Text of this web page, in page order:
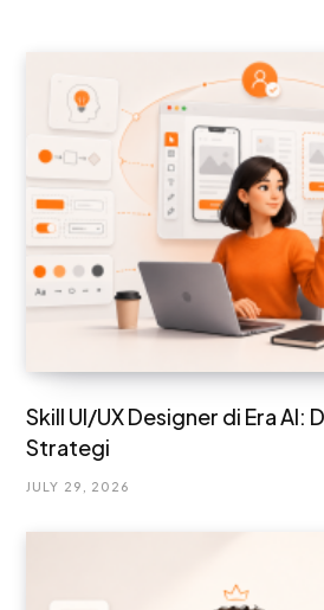
Skill UI/UX Designer di Era AI:
Strategi
JULY 29, 2026